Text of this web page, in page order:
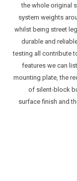
the whole original
system weights
whilst being street
durable and
testing all contribute
features we can
mounting plate, the
of silent-block
surface finish and